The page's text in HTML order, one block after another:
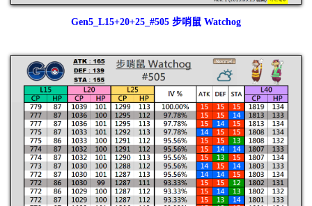
Gen5_L15+20+25_#505 步哨鼠 Watchog